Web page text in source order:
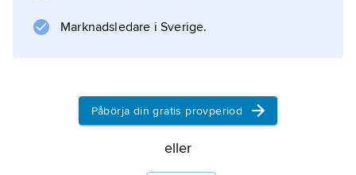
Marknadsledare i Sverige.
Påbörja din gratis provperiod
eller